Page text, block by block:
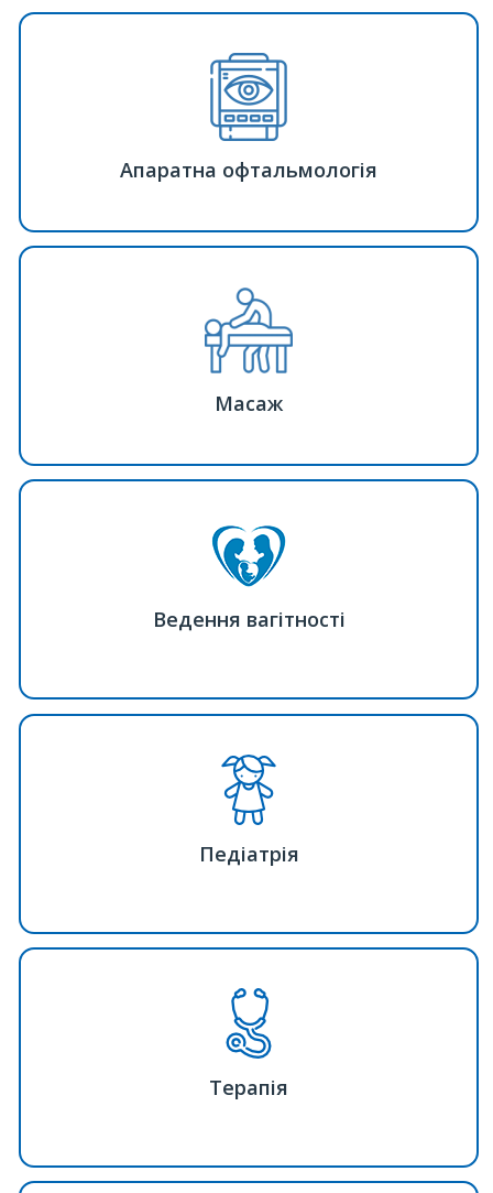
Апаратна офтальмологія
Масаж
Ведення вагітності
Педіатрія
Терапія